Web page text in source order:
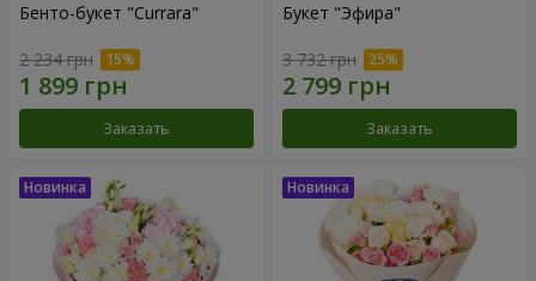
Бенто-букет "Currara"
2 234 грн
Заказать
Букет "Эфира"
3 732 грн
Заказать